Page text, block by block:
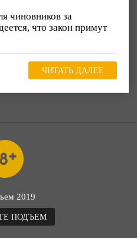
чиновников за
что закон примут
ЧИТАТЬ ДАЛЕЕ
2019
ПОДЪЕМ